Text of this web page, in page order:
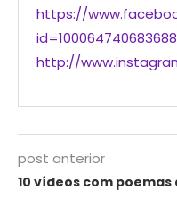
https://
id=100064740683688
http://
post anterior
10 vídeos com